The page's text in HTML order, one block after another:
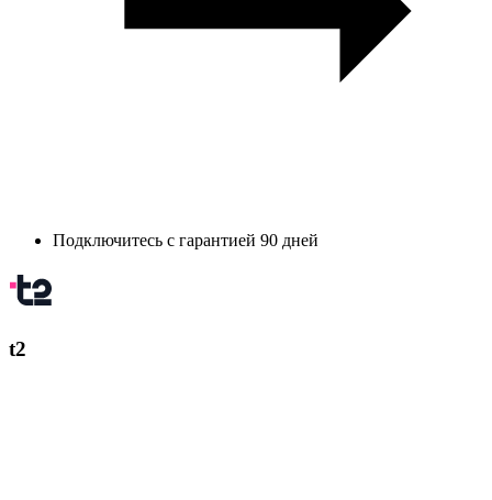
Подключитесь с гарантией 90 дней
t2